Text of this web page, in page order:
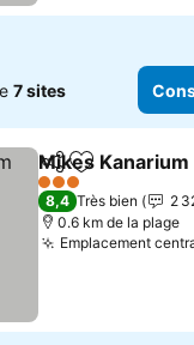
7 sites
PartagerAjouter à
Mikes
3 Étoiles
8,4 Très bien
2
0.6 km de la plage
Emplacement